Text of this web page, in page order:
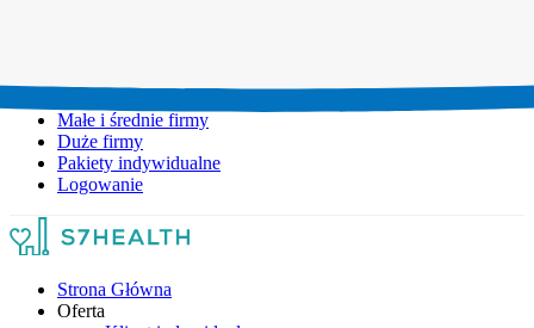
Małe i średnie firmy
Duże firmy
Pakiety indywidualne
Logowanie
Strona Główna
Oferta